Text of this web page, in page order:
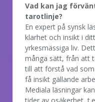
Vad kan jag
tarotlinje?
En expert på synsk
klarhet och insikt i
yrkesmässiga liv.
många sätt, från att
till att förstå vad
få insikt gällande
Mediala läsningar
tider av osäkerhet,